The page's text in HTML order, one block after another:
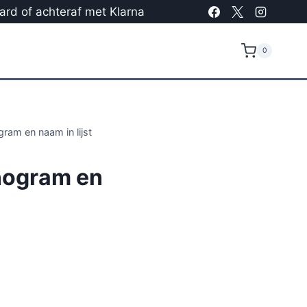
of achteraf met Klarna
0
en naam in lijst
en